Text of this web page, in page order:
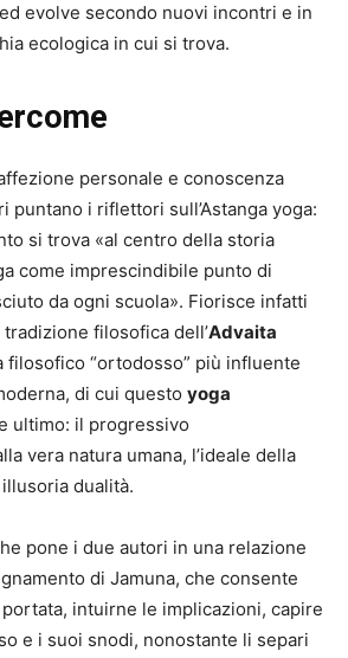
evolve secondo nuovi incontri e in
ecologica in cui si trova.
personale e conoscenza
puntano i riflettori sull’Astanga yoga:
si trova «al centro della storia
come imprescindibile punto di
da ogni scuola». Fiorisce infatti
filosofica dell’Advaita
filosofico “ortodosso” più influente
di cui questo yoga
ultimo: il progressivo
vera natura umana, l’ideale della
dualità.
pone i due autori in una relazione
di Jamuna, che consente
intuirne le implicazioni, capire
e i suoi snodi, nonostante li separi